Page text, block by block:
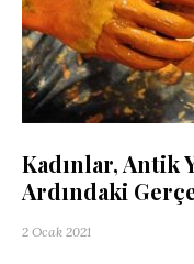
Kadınlar, Antik
Ardındaki
2 Ocak 2021